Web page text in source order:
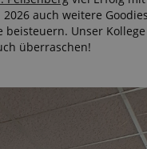
auch weitere
Unser
überraschen!
of zoovu assistant for a given